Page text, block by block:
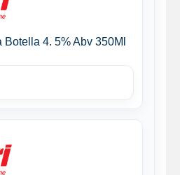
4. 5% Abv 350Ml